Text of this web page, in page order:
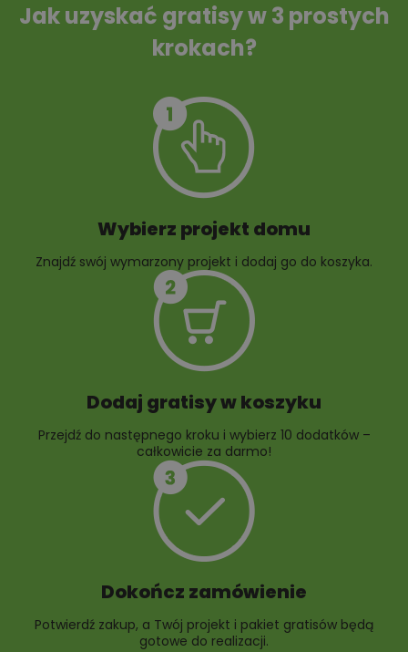
10 projektów małej
10 projektów rabat
Jak uzyskać gratisy w 3 prostych
krokach?
Wybierz projekt domu
Znajdź swój wymarzony projekt i dodaj go do koszyka.
Dodaj gratisy w koszyku
Przejdź do następnego kroku i wybierz 10 dodatków –
całkowicie za darmo!
Dokończ zamówienie
Potwierdź zakup, a Twój projekt i pakiet gratisów będą
gotowe do realizacji.